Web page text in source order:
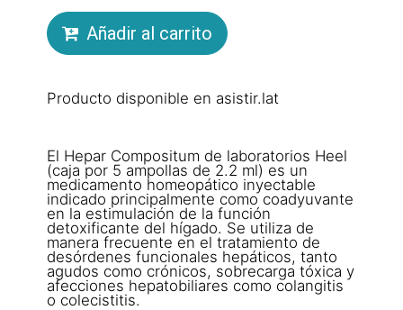
Añadir al carrito
Producto disponible en asistir.lat
El Hepar Compositum de laboratorios Heel
(caja por 5 ampollas de 2.2 ml) es un
medicamento homeopático inyectable
indicado principalmente como coadyuvante
en la estimulación de la función
detoxificante del hígado. Se utiliza de
manera frecuente en el tratamiento de
desórdenes funcionales hepáticos, tanto
agudos como crónicos, sobrecarga tóxica y
afecciones hepatobiliares como colangitis
o colecistitis.